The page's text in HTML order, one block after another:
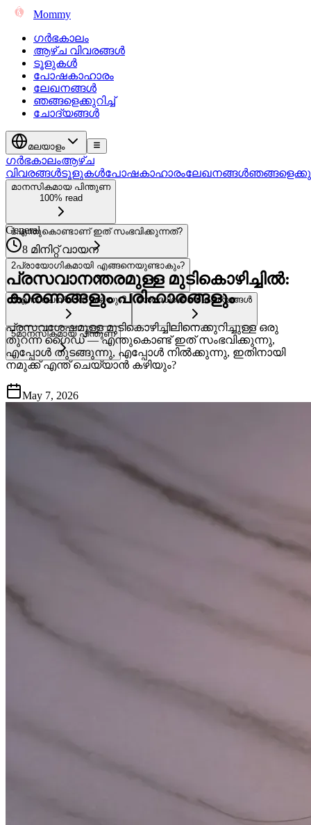
Mommy
ഗർഭകാലം
ആഴ്ച വിവരങ്ങൾ
ടൂളുകൾ
പോഷകാഹാരം
ലേഖനങ്ങൾ
ഞങ്ങളെക്കുറിച്ച്
ചോദ്യങ്ങൾ
മലയാളം
ഗർഭകാലംആഴ്ച
വിവരങ്ങൾടൂളുകൾപോഷകാഹാരംലേഖനങ്ങൾ
മാനസികമായ പിന്തുണ
100% read
1എന്തുകൊണ്ടാണ് ഇത് സംഭവിക്കുന്നത്?
2പ്രായോഗികമായി എങ്ങനെയുണ്ടാകും?
3എന്ത് ചെയ്യാൻ കഴിയും? 4ശ്രദ്ധിക്കേണ്ട കാര്യങ്ങൾ
5മാനസികമായ പിന്തുണ
General
8 മിനിറ്റ് വായന
പ്രസവാനന്തരമുള്ള മുടികൊഴിച്ചിൽ:
കാരണങ്ങളും പരിഹാരങ്ങളും
പ്രസവശേഷമുള്ള മുടികൊഴിച്ചിലിനെക്കുറിച്ചുള്ള ഒരു
തുറന്ന ഗൈഡ് — എന്തുകൊണ്ട് ഇത് സംഭവിക്കുന്നു,
എപ്പോൾ തുടങ്ങുന്നു, എപ്പോൾ നിൽക്കുന്നു, ഇതിനായി
നമുക്ക് എന്ത് ചെയ്യാൻ കഴിയും?
May 7, 2026